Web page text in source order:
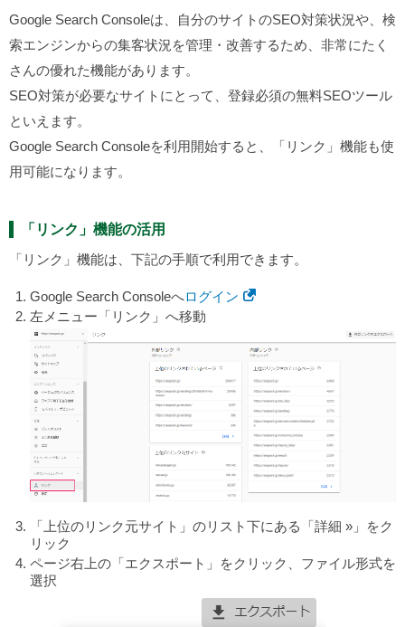
Google Search Consoleは、自分のサイトのSEO対策状況や、検
索エンジンからの集客状況を管理・改善するため、非常にたく
さんの優れた機能があります。
SEO対策が必要なサイトにとって、登録必須の無料SEOツール
といえます。
Google Search Consoleを利用開始すると、「リンク」機能も使
用可能になります。
「リンク」機能の活用
「リンク」機能は、下記の手順で利用できます。
Google Search Consoleへログイン
左メニュー「リンク」へ移動
「上位のリンク元サイト」のリスト下にある「詳細 »」をク
リック
ページ右上の「エクスポート」をクリック、ファイル形式を
選択